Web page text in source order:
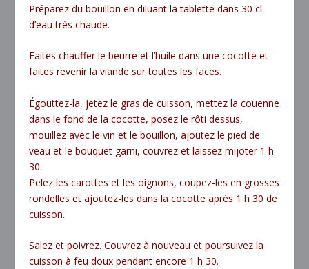
Préparez du bouillon en diluant la tablette dans 30 cl
d’eau très chaude.
Faites chauffer le beurre et l’huile dans une cocotte et
faites revenir la viande sur toutes les faces.
Égouttez-la, jetez le gras de cuisson, mettez la couenne
dans le fond de la cocotte, posez le rôti dessus,
mouillez avec le vin et le bouillon, ajoutez le pied de
veau et le bouquet garni, couvrez et laissez mijoter 1 h
30.
Pelez les carottes et les oignons, coupez-les en grosses
rondelles et ajoutez-les dans la cocotte après 1 h 30 de
cuisson.
Salez et poivrez. Couvrez à nouveau et poursuivez la
cuisson à feu doux pendant encore 1 h 30.